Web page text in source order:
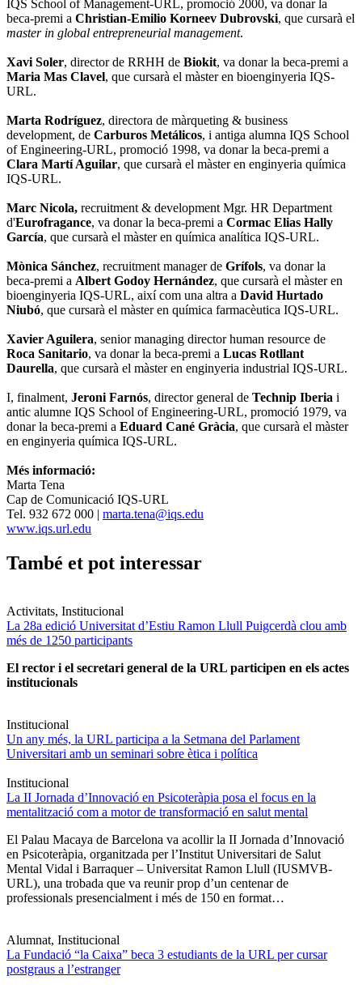
IQS School of Management-URL, promoció 2000, va donar la
beca-premi a Christian-Emilio Korneev Dubrovski, que cursarà el
master in global entrepreneurial management.
Xavi Soler, director de RRHH de Biokit, va donar la beca-premi a
Maria Mas Clavel, que cursarà el màster en bioenginyeria IQS-
URL.
Marta Rodríguez, directora de màrqueting & business
development, de Carburos Metálicos, i antiga alumna IQS School
of Engineering-URL, promoció 1998, va donar la beca-premi a
Clara Martí Aguilar, que cursarà el màster en enginyeria química
IQS-URL.
Marc Nicola, recruitment & development Mgr. HR Department
d'Eurofragance, va donar la beca-premi a Cormac Elias Hally
García, que cursarà el màster en química analítica IQS-URL.
Mònica Sánchez, recruitment manager de Grífols, va donar la
beca-premi a Albert Godoy Hernández, que cursarà el màster en
bioenginyeria IQS-URL, així com una altra a David Hurtado
Niubó, que cursarà el màster en química farmacèutica IQS-URL.
Xavier Aguilera, senior managing director human resource de
Roca Sanitario, va donar la beca-premi a Lucas Rotllant
Daurella, que cursarà el màster en enginyeria industrial IQS-URL.
I, finalment, Jeroni Farnós, director general de Technip Iberia i
antic alumne IQS School of Engineering-URL, promoció 1979, va
donar la beca-premi a Eduard Cané Gràcia, que cursarà el màster
en enginyeria química IQS-URL.
Més informació:
Marta Tena
Cap de Comunicació IQS-URL
Tel. 932 672 000 | marta.tena@iqs.edu
www.iqs.url.edu
També et pot interessar
Activitats, Institucional
La 28a edició Universitat d’Estiu Ramon Llull Puigcerdà clou amb
més de 1250 participants
El rector i el secretari general de la URL participen en els actes
institucionals
Institucional
Un any més, la URL participa a la Setmana del Parlament
Universitari amb un seminari sobre ètica i política
Institucional
La II Jornada d’Innovació en Psicoteràpia posa el focus en la
mentalització com a motor de transformació en salut mental
El Palau Macaya de Barcelona va acollir la II Jornada d’Innovació
en Psicoteràpia, organitzada per l’Institut Universitari de Salut
Mental Vidal i Barraquer – Universitat Ramon Llull (IUSMVB-
URL), una trobada que va reunir prop d’un centenar de
professionals presencialment i més de 150 en format…
Alumnat, Institucional
La Fundació “la Caixa” beca 3 estudiants de la URL per cursar
postgraus a l’estranger